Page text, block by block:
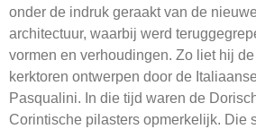
onder de indruk geraakt van de
architectuur, waarbij werd
vormen en verhoudingen. Zo liet hij
kerktoren ontwerpen door de
Pasqualini. In die tijd waren de
Corintische pilasters opmerkelijk. Die